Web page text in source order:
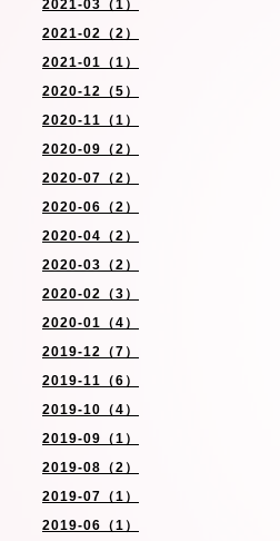
2021-03（1）
2021-02（2）
2021-01（1）
2020-12（5）
2020-11（1）
2020-09（2）
2020-07（2）
2020-06（2）
2020-04（2）
2020-03（2）
2020-02（3）
2020-01（4）
2019-12（7）
2019-11（6）
2019-10（4）
2019-09（1）
2019-08（2）
2019-07（1）
2019-06（1）